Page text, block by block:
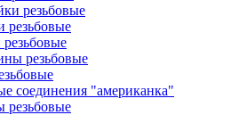
резьбовые
резьбовые
резьбовые
соединения "американка"